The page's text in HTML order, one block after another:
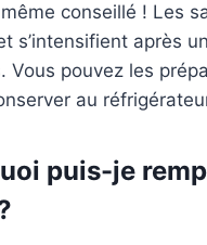
même conseillé ! Les
s’intensifient après
Vous pouvez les
au
puis-je